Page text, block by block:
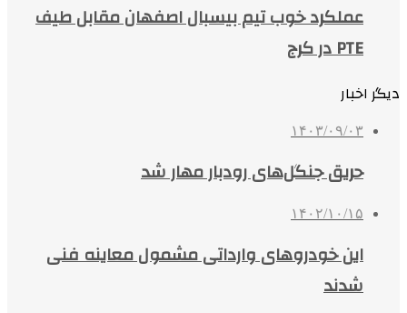
عملکرد خوب تیم بیسبال اصفهان مقابل طیف
PTE در کرج
دیگر اخبار
۱۴۰۳/۰۹/۰۳
حریق جنگل‌های رودبار مهار شد
۱۴۰۲/۱۰/۱۵
این خودروهای وارداتی مشمول معاینه فنی
شدند